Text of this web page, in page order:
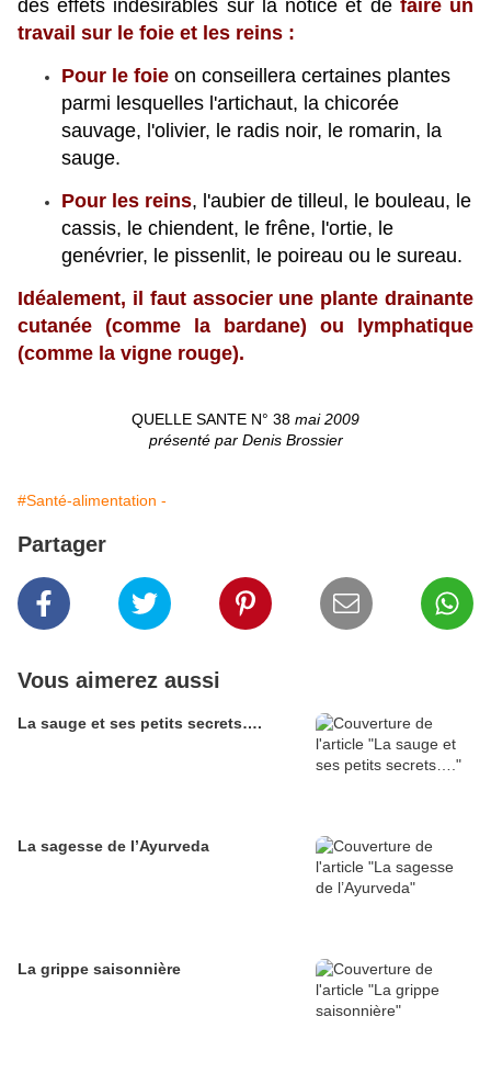
des effets indésirables sur la notice et de faire un
travail sur le foie et les reins :
Pour le foie on conseillera certaines plantes
parmi lesquelles l'artichaut, la chicorée
sauvage, l'olivier, le radis noir, le romarin, la
sauge.
Pour les reins, l'aubier de tilleul, le bouleau, le
cassis, le chiendent, le frêne, l'ortie, le
genévrier, le pissenlit, le poireau ou le sureau.
Idéalement, il faut associer une plante drainante
cutanée (comme la bardane) ou lymphatique
(comme la vigne rouge).
QUELLE SANTE N° 38 mai 2009
présenté par Denis Brossier
#Santé-alimentation -
Partager
Vous aimerez aussi
La sauge et ses petits secrets….
La sagesse de l’Ayurveda
La grippe saisonnière